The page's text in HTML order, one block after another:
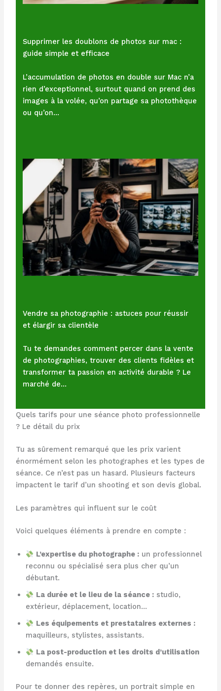
Supprimer les doublons de photos sur mac :
guide simple et efficace
L’accumulation de photos en double sur Mac n’a
rien d’exceptionnel, surtout quand on prend des
images à la volée, qu’on partage sa photothèque
ou qu’on…
Vendre sa photographie : astuces pour réussir
et élargir sa clientèle
Tu te demandes comment percer dans la vente
de photographies, trouver des clients fidèles et
transformer ta passion en activité durable ? Le
marché de…
Quels tarifs pour une séance photo professionnelle
? Le détail du prix
Tu as sûrement remarqué que les prix varient
énormément selon les photographes et les types de
séance. Ce n’est pas un hasard. Plusieurs facteurs
impactent le tarif d’un shooting et son devis global.
Les paramètres qui influent sur le coût
Voici quelques éléments à prendre en compte :
L’expertise du photographe : un professionnel
reconnu ou spécialisé sera plus cher qu’un
débutant.
La durée et le lieu de la séance : studio,
extérieur, déplacement, location…
Les équipements et prestataires externes :
maquilleurs, stylistes, assistants.
La post-production et les droits d’utilisation
demandés ensuite.
Pour te donner des repères, un portrait simple en